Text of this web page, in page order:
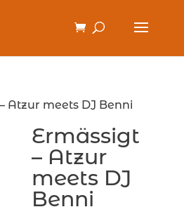
Atzur meets DJ Benni
Ermässigt
– Atzur
meets DJ
Benni